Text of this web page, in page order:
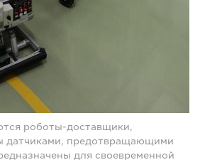
роботы-доставщики,
датчиками, предотвращающими
для своевременной